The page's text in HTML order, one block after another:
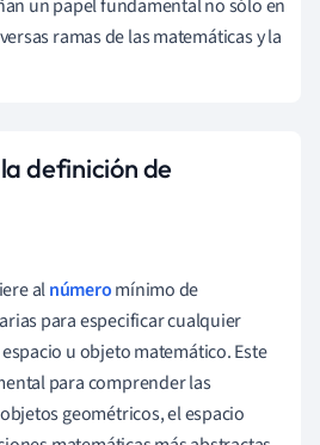
un papel fundamental no sólo en
ramas de las matemáticas y la
definición de
alnúmeromínimo de
para especificar cualquier
u objeto matemático. Este
para comprender las
geométricos, el espacio